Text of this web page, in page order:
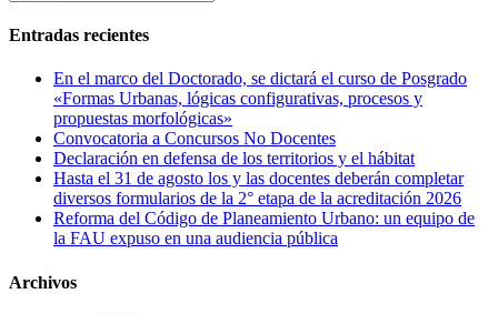
Entradas recientes
En el marco del Doctorado, se dictará el curso de Posgrado
«Formas Urbanas, lógicas configurativas, procesos y
propuestas morfológicas»
Convocatoria a Concursos No Docentes
Declaración en defensa de los territorios y el hábitat
Hasta el 31 de agosto los y las docentes deberán completar
diversos formularios de la 2° etapa de la acreditación 2026
Reforma del Código de Planeamiento Urbano: un equipo de
la FAU expuso en una audiencia pública
Archivos